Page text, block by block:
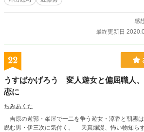
感
最終更新日
22
うすばかげろう 変人遊女と偏屈職人
恋に
ちみあくた
吉原の遊郭・峯屋で一二を争う遊女・涼香と朝霧
睨む男・伊三次に気付く。 天真爛漫、怖い物知ら